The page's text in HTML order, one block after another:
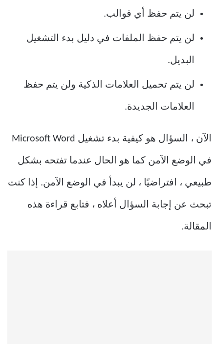
لن يتم حفظ أي قوالب.
لن يتم حفظ الملفات في دليل بدء التشغيل
البديل.
لن يتم تحميل العلامات الذكية ولن يتم حفظ
العلامات الجديدة.
الآن ، السؤال هو كيفية بدء تشغيل Microsoft Word
في الوضع الآمن كما هو الحال عندما تفتحه بشكل
طبيعي ، افتراضيًا ، لن يبدأ في الوضع الآمن. إذا كنت
تبحث عن إجابة السؤال أعلاه ، فتابع قراءة هذه
المقالة.